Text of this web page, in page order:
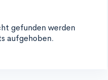
gefunden werden
aufgehoben.